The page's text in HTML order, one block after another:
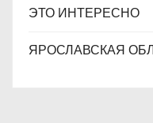
ЭТО ИНТЕРЕСНО
ЯРОСЛАВСКАЯ